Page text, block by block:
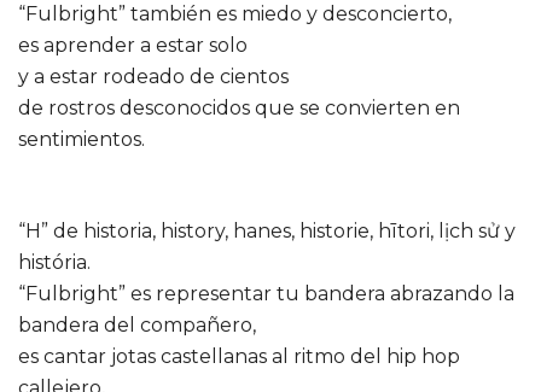
“Fulbright” también es miedo y desconcierto,
es aprender a estar solo
y a estar rodeado de cientos
de rostros desconocidos que se convierten en
sentimientos.
“H” de historia, history, hanes, historie, hītori, lịch sử y
história.
“Fulbright” es representar tu bandera abrazando la
bandera del compañero,
es cantar jotas castellanas al ritmo del hip hop
callejero,